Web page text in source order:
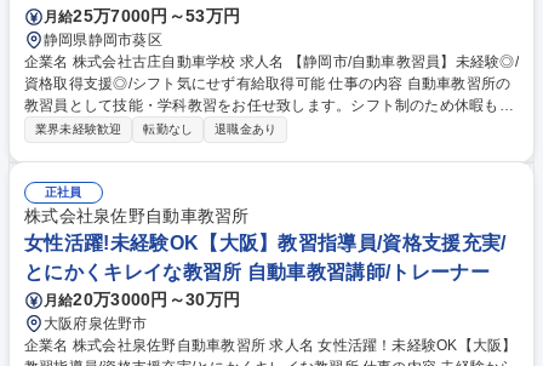
月給25万7000円～53万円
静岡県静岡市葵区
企業名 株式会社古庄自動車学校 求人名 【静岡市/自動車教習員】未経験◎/
資格取得支援◎/シフト気にせず有給取得可能 仕事の内容 自動車教習所の
教習員として技能・学科教習をお任せ致します。シフト制のため休暇も取
りやすいです。学科は動画なので心配なし！指導員資格やMT資格等も取
取得できます。直近ご入社の方は子育て世代もおり、お休みも取りやすい
雰囲気があります。 ■前職はバス運転手の方だけでなく、販売スタッフ、
工場勤務等幅広く、また、正社員経験のない人でも活躍しています！稼ぎ
たい方歓迎！ 募集職種 【静岡市/自動車教習員】未経験◎/資格取得支援◎/
シフト気にせず有給取得可能
業界未経験歓迎 転勤なし 退職金あり
正社員
株式会社泉佐野自動車教習所
女性活躍!未経験OK【大阪】教習指導員/資格支援充実/
とにかくキレイな教習所 自動車教習講師/トレーナー
月給20万3000円～30万円
大阪府泉佐野市
企業名 株式会社泉佐野自動車教習所 求人名 女性活躍！未経験OK【大阪】